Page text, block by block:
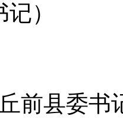
）
丘前县委